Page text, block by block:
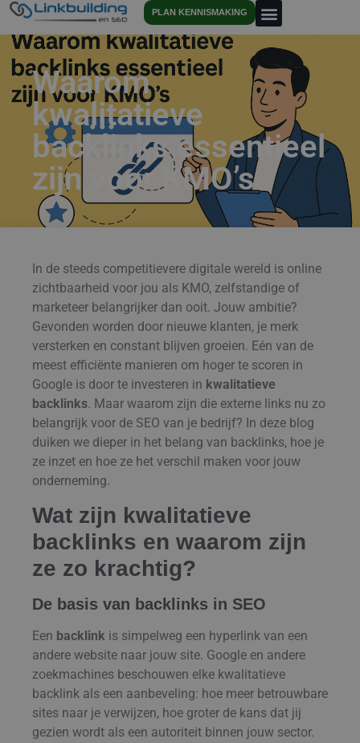
PLAN KENNISMAKING
Waarom
kwalitatieve
backlinks essentieel
zijn voor KMO’s
In de steeds competitievere digitale wereld is online
zichtbaarheid voor jou als KMO, zelfstandige of
marketeer belangrijker dan ooit. Jouw ambitie?
Gevonden worden door nieuwe klanten, je merk
versterken en constant blijven groeien. Eén van de
meest efficiënte manieren om hoger te scoren in
Google is door te investeren in kwalitatieve
backlinks. Maar waarom zijn die externe links nu zo
belangrijk voor de SEO van je bedrijf? In deze blog
duiken we dieper in het belang van backlinks, hoe je
ze inzet en hoe ze het verschil maken voor jouw
onderneming.
Wat zijn kwalitatieve
backlinks en waarom zijn
ze zo krachtig?
De basis van backlinks in SEO
Een backlink is simpelweg een hyperlink van een
andere website naar jouw site. Google en andere
zoekmachines beschouwen elke kwalitatieve
backlink als een aanbeveling: hoe meer betrouwbare
sites naar je verwijzen, hoe groter de kans dat jij
gezien wordt als een autoriteit binnen jouw sector.